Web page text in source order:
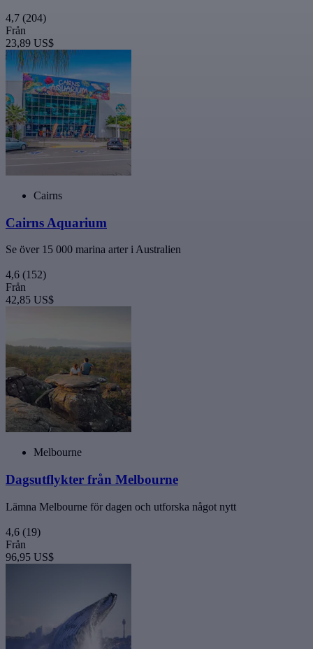
4,7 (204)
Från
23,89 US$
Cairns
Cairns Aquarium
Se över 15 000 marina arter i Australien
4,6 (152)
Från
42,85 US$
Melbourne
Dagsutflykter från Melbourne
Lämna Melbourne för dagen och utforska något nytt
4,6 (19)
Från
96,95 US$